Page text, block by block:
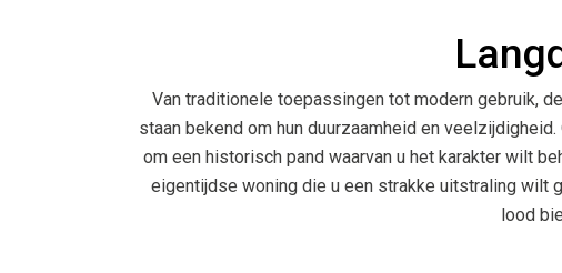
Van traditionele toepassingen tot modern gebruik,
staan bekend om hun duurzaamheid en veelzijdigheid.
om een historisch pand waarvan u het karakter wilt
eigentijdse woning die u een strakke uitstraling wilt
lood